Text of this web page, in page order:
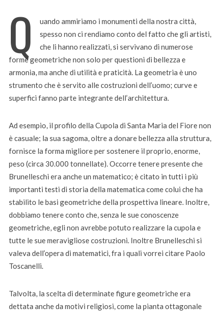
Q
uando ammiriamo i monumenti della nostra città,
spesso non ci rendiamo conto del fatto che gli artisti,
che li hanno realizzati, si servivano di numerose
forme geometriche non solo per questioni di bellezza e
armonia, ma anche di utilità e praticità. La geometria è uno
strumento che è servito alle costruzioni dell’uomo; curve e
superfici fanno parte integrante dell’architettura.
Ad esempio, il profilo della Cupola di Santa Maria del Fiore non
è casuale; la sua sagoma, oltre a donare bellezza alla struttura,
fornisce la forma migliore per sostenere il proprio, enorme,
peso (circa 30.000 tonnellate). Occorre tenere presente che
Brunelleschi era anche un matematico; è citato in tutti i più
importanti testi di storia della matematica come colui che ha
stabilito le basi geometriche della prospettiva lineare. Inoltre,
dobbiamo tenere conto che, senza le sue conoscenze
geometriche, egli non avrebbe potuto realizzare la cupola e
tutte le sue meravigliose costruzioni. Inoltre Brunelleschi si
valeva dell’opera di matematici, fra i quali vorrei citare Paolo
Toscanelli.
Talvolta, la scelta di determinate figure geometriche era
dettata anche da motivi religiosi, come la pianta ottagonale